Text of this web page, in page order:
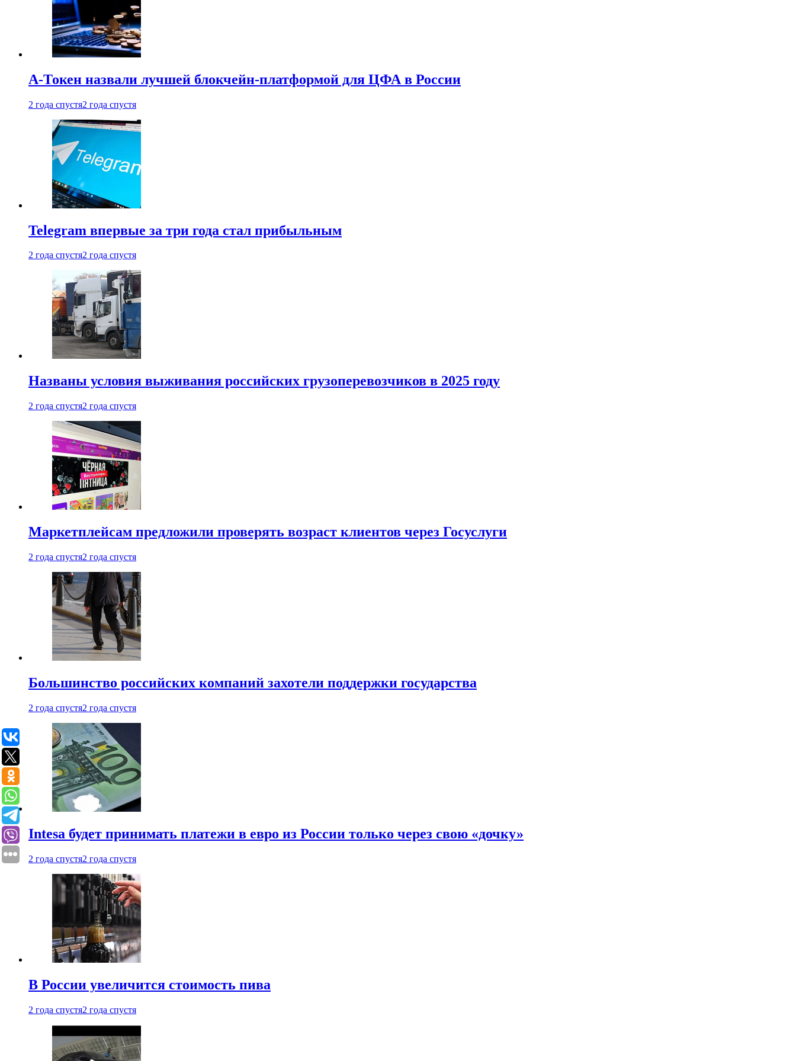
А-Токен назвали лучшей блокчейн-платформой для ЦФА в России
2 года спустя2 года спустя
Telegram впервые за три года стал прибыльным
2 года спустя2 года спустя
Названы условия выживания российских грузоперевозчиков в 2025 году
2 года спустя2 года спустя
Маркетплейсам предложили проверять возраст клиентов через Госуслуги
2 года спустя2 года спустя
Большинство российских компаний захотели поддержки государства
2 года спустя2 года спустя
Intesa будет принимать платежи в евро из России только через свою «дочку»
2 года спустя2 года спустя
В России увеличится стоимость пива
2 года спустя2 года спустя